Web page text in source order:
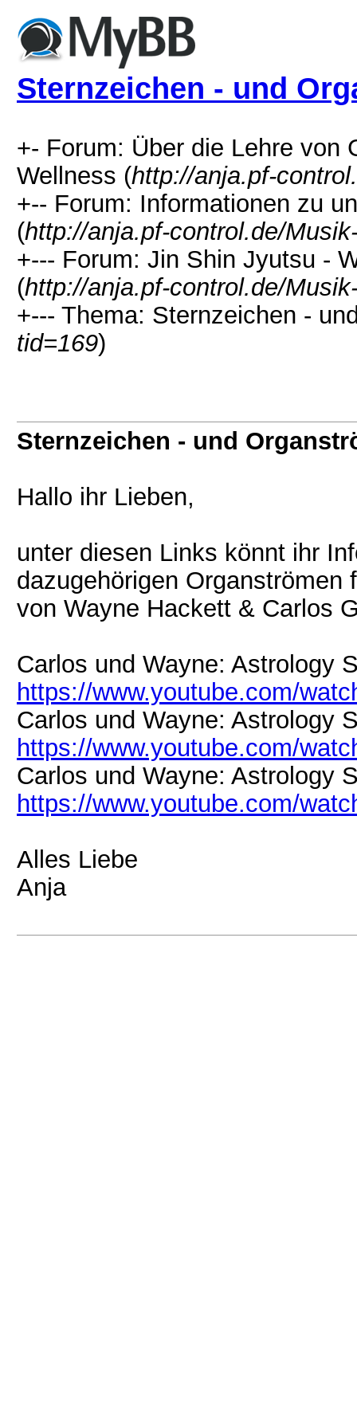
Sternzeichen - und
+- Forum: Über die Lehre von
Wellness (http://anja.pf-
+-- Forum: Informationen zu
(http://anja.pf-control.de/
+--- Forum: Jin Shin Jyutsu -
(http://anja.pf-control.de/
+--- Thema: Sternzeichen -
tid=169)
Sternzeichen - und
Hallo ihr Lieben,
unter diesen Links könnt ihr
dazugehörigen Organströmen
von Wayne Hackett & Carlos
Carlos und Wayne: Astrology
https://www.youtube.com/
Carlos und Wayne: Astrology
https://www.youtube.com/
Carlos und Wayne: Astrology
https://www.youtube.com/
Alles Liebe
Anja